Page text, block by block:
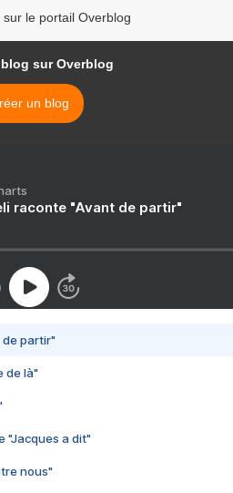
le portail Overblog
sur Overblog
un blog
raconte "Avant de partir"
de partir"
de là"
"Jacques a dit"
nous"